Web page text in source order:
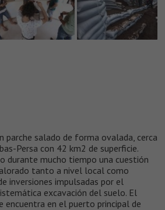
parche salado de forma ovalada, cerca
Persa con 42 km2 de superficie.
durante mucho tiempo una cuestión
tanto a nivel local como
inversiones impulsadas por el
excavación del suelo. El
encuentra en el puerto principal de